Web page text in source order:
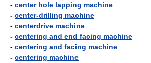
- center hole lapping machine
- center-drilling machine
- centerdrive machine
- centering and end facing machine
- centering and facing machine
- centering machine